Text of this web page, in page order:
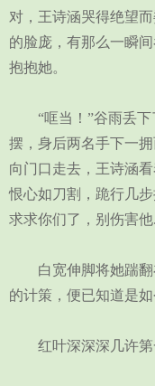
对，王诗涵哭得绝望
的脸庞，有那么一瞬
抱抱她。
“哐当！”谷雨丢下
摆，身后两名手下一
向门口走去，王诗涵
恨心如刀割，跪行几
求求你们了，别伤害他
白宽伸脚将她踹翻
的计策，便已知道是
红叶深深深几许第